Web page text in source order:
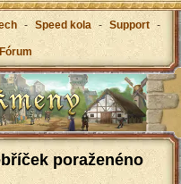
- Speed kola - Support -
Fórum
poraženéno